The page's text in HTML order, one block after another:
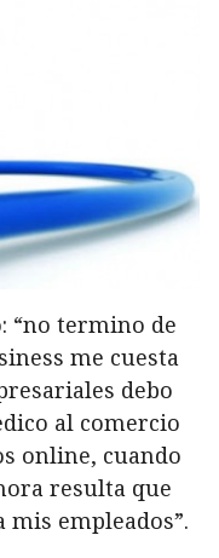
“no termino de
me cuesta
debo
al comercio
online, cuando
resulta que
mis empleados”.